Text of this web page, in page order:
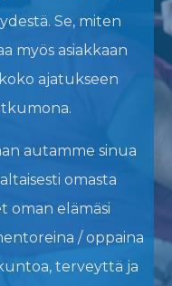
Se, miten
myös asiakkaan
ajatukseen
autamme sinua
omasta
oman elämäsi
/ oppaina
terveyttä ja